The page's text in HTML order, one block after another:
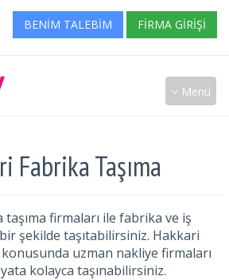
BENIM TALEBIM FIRMA GIRIŞI
Menü
Fabrika Taşıma
firmaları ile fabrika ve iş
şekilde taşıtabilirsiniz. Hakkari
konusunda uzman nakliye firmaları
kolayca taşınabilirsiniz.